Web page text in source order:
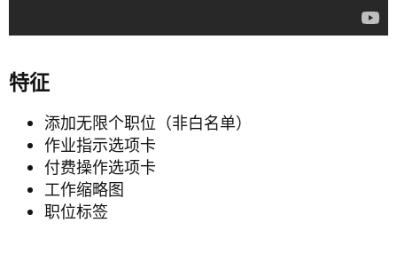
特征​
添加无限个职位（非白名单）
作业指示选项卡
付费操作选项卡
工作缩略图
职位标签